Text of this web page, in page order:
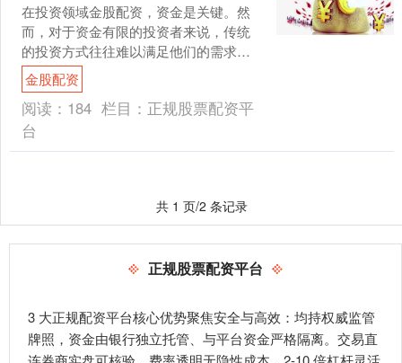
在投资领域金股配资，资金是关键。然
而，对于资金有限的投资者来说，传统
的投资方式往往难以满足他们的需求。
此时，本地股票配资便成为了一项理想
的选择。 配资炒股是指通....
金股配资
阅读： 184 栏目： 正规股票配资平
台
共 1 页/2 条记录
正规股票配资平台
3 大正规配资平台核心优势聚焦安全与高效：均持权威监管
牌照，资金由银行独立托管、与平台资金严格隔离。交易直